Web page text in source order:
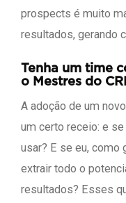
prospects é muito
resultados, gerando
Tenha um time
o Mestres do
A adoção de um
um certo receio: e
usar? E se eu, como
extrair todo o
resultados? Esses